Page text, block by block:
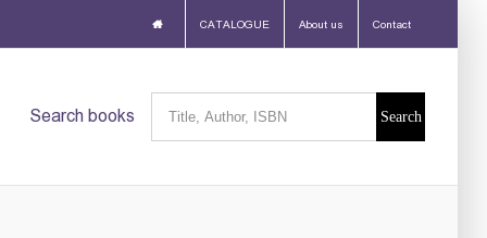
CATALOGUE About us Contact
Search books